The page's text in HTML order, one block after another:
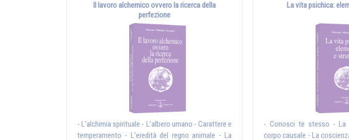
Il lavoro alchemico ovvero la ricerca della
perfezione
- L’alchimia spirituale - L’albero umano - Carattere e
temperamento - L’eredità del regno animale - La
La vita psichica:
- Conosci te stesso - La
corpo causale - La